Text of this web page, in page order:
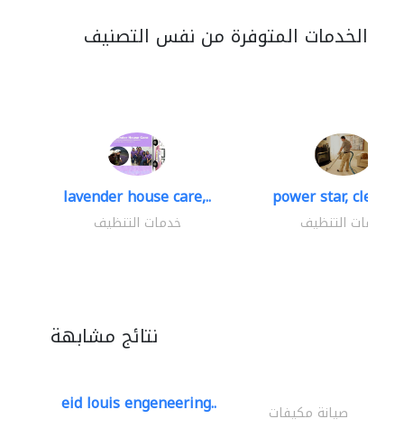
الخدمات المتوفرة من نفس التصنيف
lavender house care,..
خدمات التنظيف
power star,
خدمات التنظيف
نتائج مشابهة
eid louis engeneering.. صيانة مكيفات